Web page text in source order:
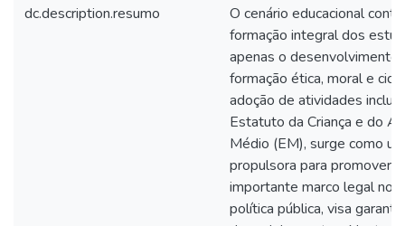
dc.description.resumo
O cenário educacional
formação integral dos
apenas o desenvolvimento
formação ética, moral e
adoção de atividades
Estatuto da Criança e do
Médio (EM), surge como
propulsora para promover
importante marco legal no
política pública, visa